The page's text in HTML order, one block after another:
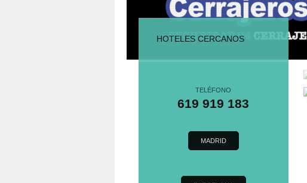
HOTELES CERCANOS
TELÉFONO
619 919 183
MADRID